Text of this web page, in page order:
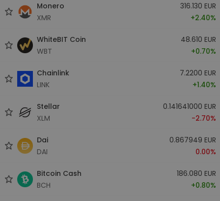
Monero
XMR
316.130 EUR
+2.40%
WhiteBIT Coin
WBT
48.610 EUR
+0.70%
Chainlink
LINK
7.2200 EUR
+1.40%
Stellar
XLM
0.141641000 EUR
-2.70%
Dai
DAI
0.867949 EUR
0.00%
Bitcoin Cash
BCH
186.080 EUR
+0.80%